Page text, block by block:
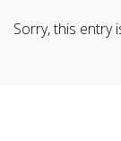
Sorry, this entry